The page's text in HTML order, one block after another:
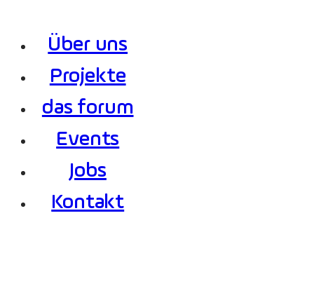
Über uns
Projekte
das forum
Events
Jobs
Kontakt